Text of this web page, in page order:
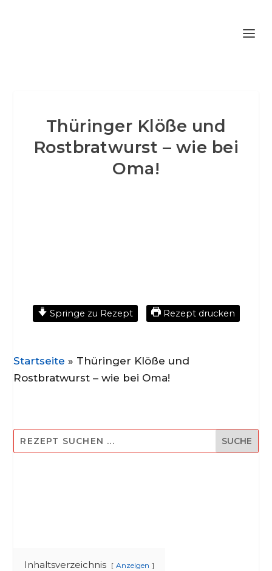
Thüringer Klöße und
Rostbratwurst – wie bei
Oma!
Springe zu Rezept Rezept drucken
Startseite » Thüringer Klöße und
Rostbratwurst – wie bei Oma!
Inhaltsverzeichnis Anzeigen